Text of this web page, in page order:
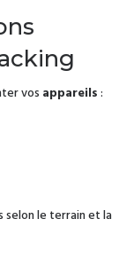
vos appareils:
selon le terrain et la